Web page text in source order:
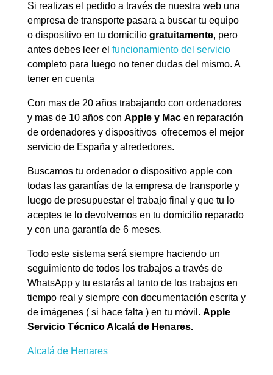
Si realizas el pedido a través de nuestra web una
empresa de transporte pasara a buscar tu equipo
o dispositivo en tu domicilio gratuitamente, pero
antes debes leer el funcionamiento del servicio
completo para luego no tener dudas del mismo. A
tener en cuenta
Con mas de 20 años trabajando con ordenadores
y mas de 10 años con Apple y Mac en reparación
de ordenadores y dispositivos ofrecemos el mejor
servicio de España y alrededores.
Buscamos tu ordenador o dispositivo apple con
todas las garantías de la empresa de transporte y
luego de presupuestar el trabajo final y que tu lo
aceptes te lo devolvemos en tu domicilio reparado
y con una garantía de 6 meses.
Todo este sistema será siempre haciendo un
seguimiento de todos los trabajos a través de
WhatsApp y tu estarás al tanto de los trabajos en
tiempo real y siempre con documentación escrita y
de imágenes ( si hace falta ) en tu móvil. Apple
Servicio Técnico Alcalá de Henares.
Alcalá de Henares